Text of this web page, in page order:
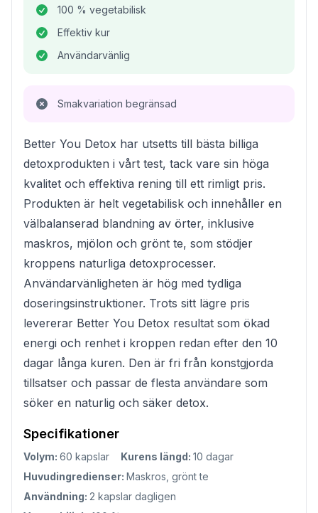
100 % vegetabilisk
Effektiv kur
Användarvänlig
Smakvariation begränsad
Better You Detox har utsetts till bästa billiga
detoxprodukten i vårt test, tack vare sin höga
kvalitet och effektiva rening till ett rimligt pris.
Produkten är helt vegetabilisk och innehåller en
välbalanserad blandning av örter, inklusive
maskros, mjölon och grönt te, som stödjer
kroppens naturliga detoxprocesser.
Användarvänligheten är hög med tydliga
doseringsinstruktioner. Trots sitt lägre pris
levererar Better You Detox resultat som ökad
energi och renhet i kroppen redan efter den 10
dagar långa kuren. Den är fri från konstgjorda
tillsatser och passar de flesta användare som
söker en naturlig och säker detox.
Specifikationer
Volym: 60 kapslar Kurens längd: 10 dagar
Huvudingredienser: Maskros, grönt te
Användning: 2 kapslar dagligen